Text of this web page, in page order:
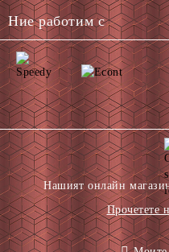
Ние работим с
Нашият онлайн
Прочетете